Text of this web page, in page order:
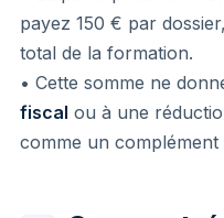
payez 150 € par
total de la formation.
• Cette somme ne
fiscal ou à une
comme un